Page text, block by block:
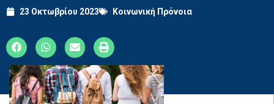
23 Οκτωβρίου 2023 Κοινωνική Πρόνοια